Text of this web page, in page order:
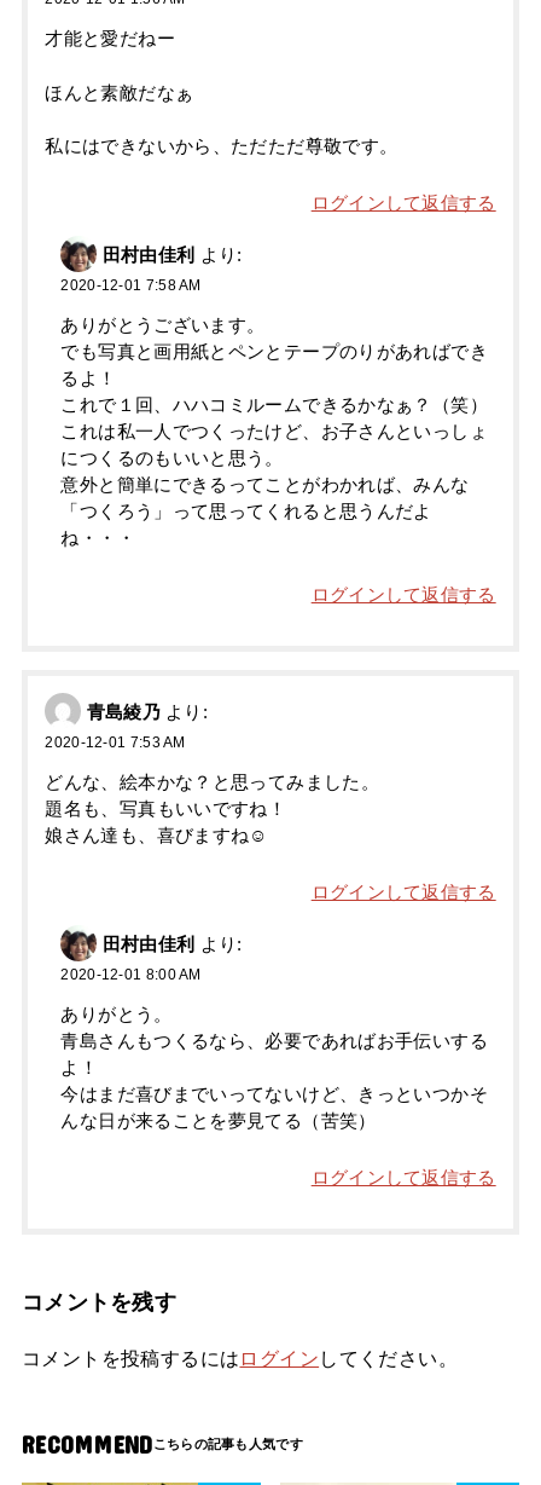
才能と愛だねー
ほんと素敵だなぁ
私にはできないから、ただただ尊敬です。
ログインして返信する
田村由佳利 より:
2020-12-01 7:58 AM
ありがとうございます。
でも写真と画用紙とペンとテープのりがあればでき
るよ！
これで１回、ハハコミルームできるかなぁ？（笑）
これは私一人でつくったけど、お子さんといっしょ
につくるのもいいと思う。
意外と簡単にできるってことがわかれば、みんな
「つくろう」って思ってくれると思うんだよ
ね・・・
ログインして返信する
青島綾乃 より:
2020-12-01 7:53 AM
どんな、絵本かな？と思ってみました。
題名も、写真もいいですね！
娘さん達も、喜びますね☺️
ログインして返信する
田村由佳利 より:
2020-12-01 8:00 AM
ありがとう。
青島さんもつくるなら、必要であればお手伝いする
よ！
今はまだ喜びまでいってないけど、きっといつかそ
んな日が来ることを夢見てる（苦笑）
ログインして返信する
コメントを残す
コメントを投稿するには ログイン してください。
RECOMMEND